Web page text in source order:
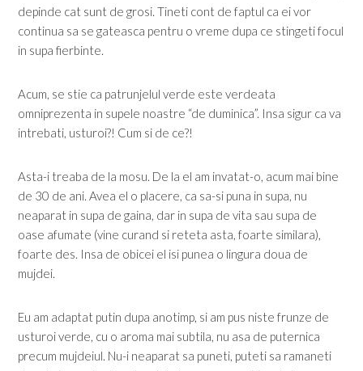
depinde cat sunt de grosi. Tineti cont de faptul ca ei vor
continua sa se gateasca pentru o vreme dupa ce stingeti focul
in supa fierbinte.
Acum, se stie ca patrunjelul verde este verdeata
omniprezenta in supele noastre “de duminica”. Insa sigur ca va
intrebati, usturoi?! Cum si de ce?!
Asta-i treaba de la mosu. De la el am invatat-o, acum mai bine
de 30 de ani. Avea el o placere, ca sa-si puna in supa, nu
neaparat in supa de gaina, dar in supa de vita sau supa de
oase afumate (vine curand si reteta asta, foarte similara),
foarte des. Insa de obicei el isi punea o lingura doua de
mujdei.
Eu am adaptat putin dupa anotimp, si am pus niste frunze de
usturoi verde, cu o aroma mai subtila, nu asa de puternica
precum mujdeiul. Nu-i neaparat sa puneti, puteti sa ramaneti